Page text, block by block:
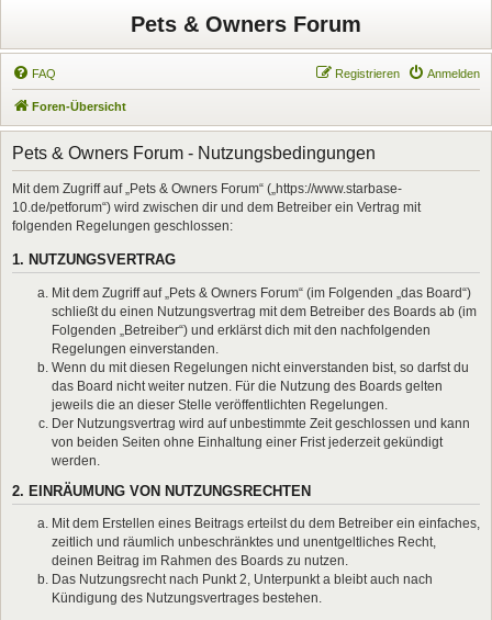
Pets & Owners Forum
FAQ Anmelden
Registrieren
Foren-Übersicht
Pets & Owners Forum - Nutzungsbedingungen
Mit dem Zugriff auf „Pets & Owners Forum“ („https://www.starbase-
10.de/petforum“) wird zwischen dir und dem Betreiber ein Vertrag mit
folgenden Regelungen geschlossen:
1. NUTZUNGSVERTRAG
Mit dem Zugriff auf „Pets & Owners Forum“ (im Folgenden „das Board“)
schließt du einen Nutzungsvertrag mit dem Betreiber des Boards ab (im
Folgenden „Betreiber“) und erklärst dich mit den nachfolgenden
Regelungen einverstanden.
Wenn du mit diesen Regelungen nicht einverstanden bist, so darfst du
das Board nicht weiter nutzen. Für die Nutzung des Boards gelten
jeweils die an dieser Stelle veröffentlichten Regelungen.
Der Nutzungsvertrag wird auf unbestimmte Zeit geschlossen und kann
von beiden Seiten ohne Einhaltung einer Frist jederzeit gekündigt
werden.
2. EINRÄUMUNG VON NUTZUNGSRECHTEN
Mit dem Erstellen eines Beitrags erteilst du dem Betreiber ein einfaches,
zeitlich und räumlich unbeschränktes und unentgeltliches Recht,
deinen Beitrag im Rahmen des Boards zu nutzen.
Das Nutzungsrecht nach Punkt 2, Unterpunkt a bleibt auch nach
Kündigung des Nutzungsvertrages bestehen.